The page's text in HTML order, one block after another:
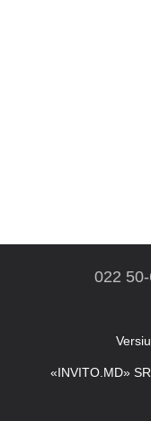
022
«INVITO.MD»